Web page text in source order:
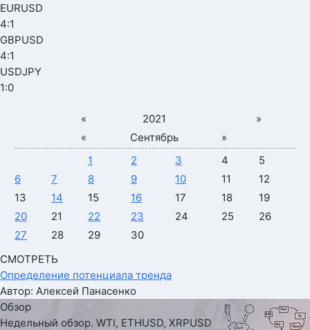
EURUSD
4:1
GBPUSD
4:1
USDJPY
1:0
« 2021
»
«
Сентябрь
»
1
2 3 4
5
6
7 8 9 10 11
12
13
14 15 16 17 18
19
20
21 22 23 24 25
26
27
28 29
30
СМОТРЕТЬ
Определение потенциала тренда
Автор: Алексей Панасенко
Обзор
Недельный обзор. WTI, ETHUSD, XRPUSD